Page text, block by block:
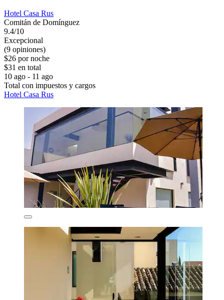
Hotel Casa Rus
Comitán de Domínguez
9.4/10
Excepcional
(9 opiniones)
$26 por noche
$31 en total
10 ago - 11 ago
Total con impuestos y cargos
Hotel Casa Rus